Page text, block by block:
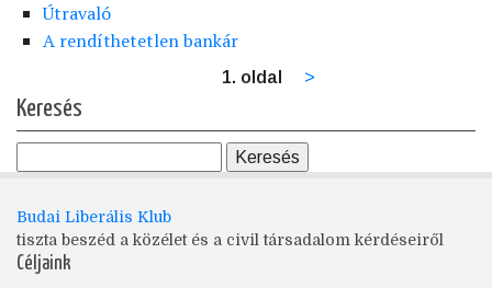
Útravaló
A rendíthetetlen bankár
1. oldal
Következő
>
Keresés
Budai Liberális Klub
tiszta beszéd a közélet és a civil társadalom kérdéseiről
Céljaink